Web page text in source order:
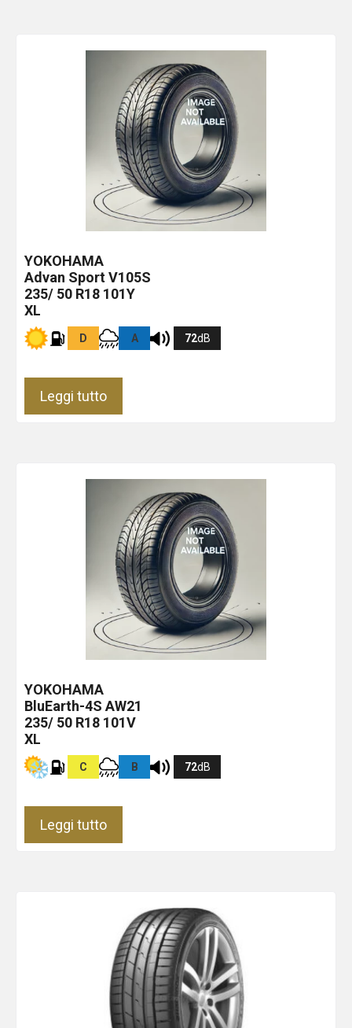
YOKOHAMA
Advan Sport V105S
235/ 50 R18 101Y
XL
D A 72dB
Leggi tutto
YOKOHAMA
BluEarth-4S AW21
235/ 50 R18 101V
XL
C B 72dB
Leggi tutto